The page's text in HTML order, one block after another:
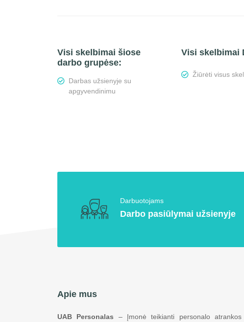
Visi skelbimai šiose
darbo grupėse:
Darbas užsienyje su
apgyvendinimu
Visi skelbimai
Žiūrėti visus
Darbuotojams
Darbo pasiūlymai užsienyje
Apie mus
UAB Personalas – Įmonė teikianti personalo